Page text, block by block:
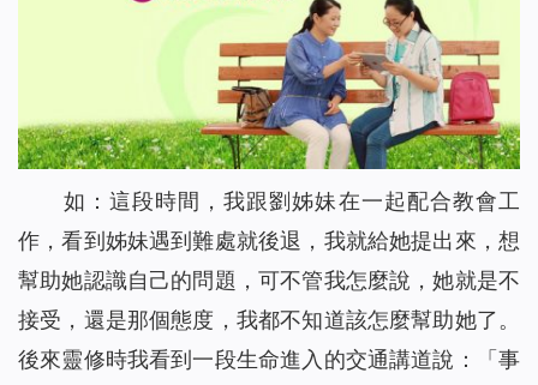
如：這段時間，我跟劉姊妹在一起配合教會工
作，看到姊妹遇到難處就後退，我就給她提出來，想
幫助她認識自己的問題，可不管我怎麼說，她就是不
接受，還是那個態度，我都不知道該怎麼幫助她了。
後來靈修時我看到一段生命進入的交通講道說：「事